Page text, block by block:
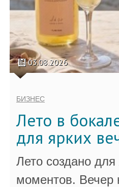
03.08.2026
БИЗНЕС
Лето в
для ярких
Лето создано
моментов. Вечер